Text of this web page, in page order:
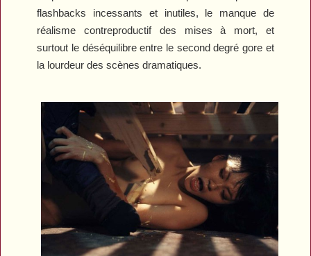
flashbacks incessants et inutiles, le manque de
réalisme contreproductif des mises à mort, et
surtout le déséquilibre entre le second degré gore et
la lourdeur des scènes dramatiques.